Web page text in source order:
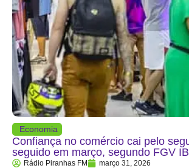
Economia
Confiança no comércio cai pelo
seguido em março, segundo FGV
Rádio Piranhas FM março 31, 2026